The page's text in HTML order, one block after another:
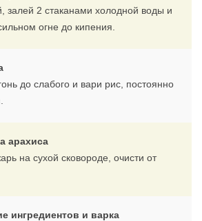
залей 2 стаканами холодной воды и
огне до кипения.
до слабого и вари рис, постоянно
арахиса
на сухой сковороде, очисти от
ингредиентов и варка